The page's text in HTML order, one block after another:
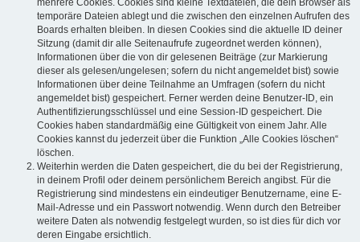
mehrere Cookies. Cookies sind kleine Textdateien, die dein Browser als
temporäre Dateien ablegt und die zwischen den einzelnen Aufrufen des
Boards erhalten bleiben. In diesen Cookies sind die aktuelle ID deiner
Sitzung (damit dir alle Seitenaufrufe zugeordnet werden können),
Informationen über die von dir gelesenen Beiträge (zur Markierung
dieser als gelesen/ungelesen; sofern du nicht angemeldet bist) sowie
Informationen über deine Teilnahme an Umfragen (sofern du nicht
angemeldet bist) gespeichert. Ferner werden deine Benutzer-ID, ein
Authentifizierungsschlüssel und eine Session-ID gespeichert. Die
Cookies haben standardmäßig eine Gültigkeit von einem Jahr. Alle
Cookies kannst du jederzeit über die Funktion „Alle Cookies löschen“
löschen.
Weiterhin werden die Daten gespeichert, die du bei der Registrierung,
in deinem Profil oder deinem persönlichem Bereich angibst. Für die
Registrierung sind mindestens ein eindeutiger Benutzername, eine E-
Mail-Adresse und ein Passwort notwendig. Wenn durch den Betreiber
weitere Daten als notwendig festgelegt wurden, so ist dies für dich vor
deren Eingabe ersichtlich.